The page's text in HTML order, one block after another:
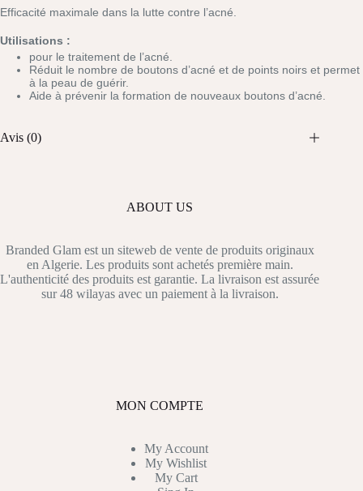
Efficacité maximale dans la lutte contre l’acné.
Utilisations :
pour le traitement de l’acné.
Réduit le nombre de boutons d’acné et de points noirs et permet
à la peau de guérir.
Aide à prévenir la formation de nouveaux boutons d’acné.
Avis (0)
ABOUT US
Branded Glam est un siteweb de vente de produits originaux
en Algerie. Les produits sont achetés première main.
L'authenticité des produits est garantie. La livraison est assurée
sur 48 wilayas avec un paiement à la livraison.
MON COMPTE
My Account
My Wishlist
My Cart